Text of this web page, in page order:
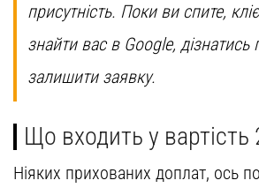
присутність. Поки ви спите,
знайти вас в Google, дізнатись
залишити заявку.
Що входить у вартість
Ніяких прихованих доплат, ось